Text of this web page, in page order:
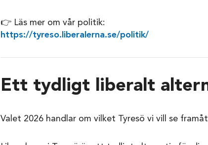
👉 Läs mer om vår politik:
https://tyreso.liberalerna.se/politik/
Ett tydligt liberalt
Valet 2026 handlar om vilket Tyresö vi vill se